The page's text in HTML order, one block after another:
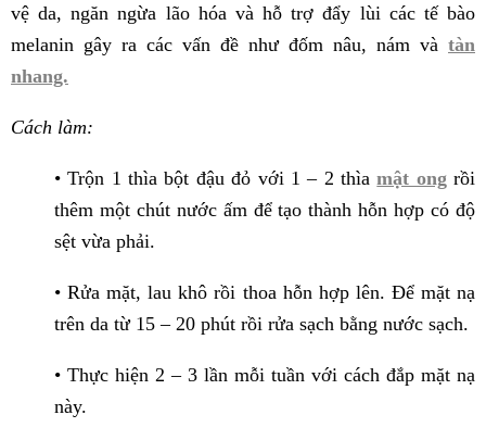
vệ da, ngăn ngừa lão hóa và hỗ trợ đẩy lùi các tế bào
melanin gây ra các vấn đề như đốm nâu, nám và tàn
nhang.
Cách làm:
• Trộn 1 thìa bột đậu đỏ với 1 – 2 thìamật ongrồi
thêm một chút nước ấm để tạo thành hỗn hợp có độ
sệt vừa phải.
• Rửa mặt, lau khô rồi thoa hỗn hợp lên. Để mặt nạ
trên da từ 15 – 20 phút rồi rửa sạch bằng nước sạch.
• Thực hiện 2 – 3 lần mỗi tuần với cách đắp mặt nạ
này.